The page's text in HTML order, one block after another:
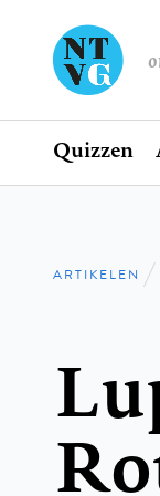
Home
Quizzen
ARTIKELEN